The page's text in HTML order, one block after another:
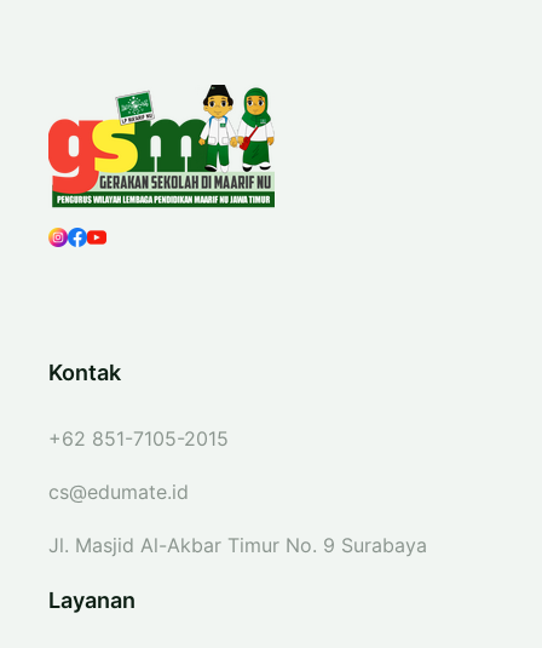
Kontak
+62 851-7105-2015
cs@edumate.id
Jl. Masjid Al-Akbar Timur No. 9 Surabaya
Layanan